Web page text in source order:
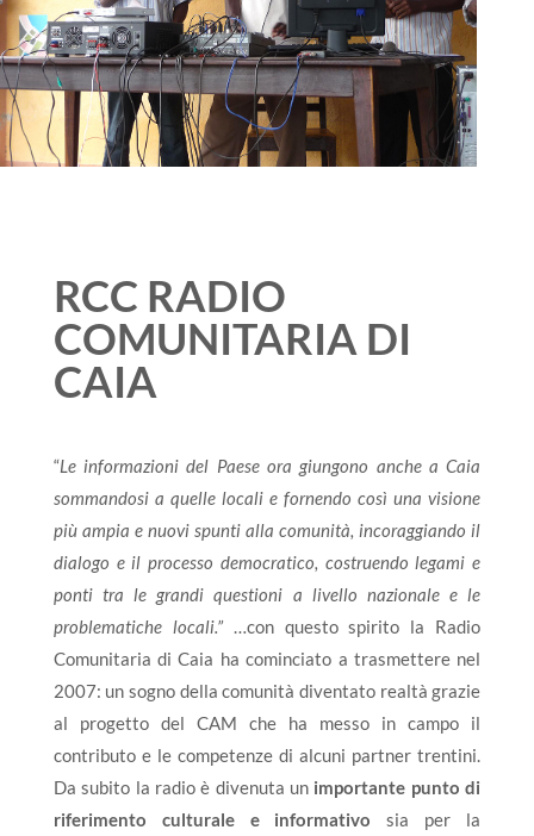
RCC RADIO
COMUNITARIA DI
CAIA
“Le informazioni del Paese ora giungono anche a Caia
sommandosi a quelle locali e fornendo così una visione
più ampia e nuovi spunti alla comunità, incoraggiando il
dialogo e il processo democratico, costruendo legami e
ponti tra le grandi questioni a livello nazionale e le
problematiche locali.”…con questo spirito la Radio
Comunitaria di Caia ha cominciato a trasmettere nel
2007: un sogno della comunità diventato realtà grazie
al progetto del CAM che ha messo in campo il
contributo e le competenze di alcuni partner trentini.
Da subito la radio è divenuta un importante punto di
riferimento culturale e informativo sia per la